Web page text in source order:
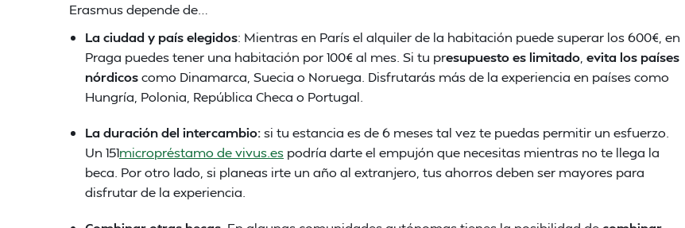
Erasmus depende de…
La ciudad y país elegidos: Mientras en París el alquiler de la habitación puede superar los 600€, en
Praga puedes tener una habitación por 100€ al mes. Si tu presupuesto es limitado evita los países
nórdicoscomo Dinamarca, Suecia o Noruega. Disfrutarás más de la experiencia en países como
Hungría, Polonia, República Checa o Portugal.
La duración del intercambio:si tu estancia es de 6 meses tal vez te puedas permitir un esfuerzo.
Un 151micropréstamo de vivus.es podría darte el empujón que necesitas mientras no te llega la
beca. Por otro lado, si planeas irte un año al extranjero, tus ahorros deben ser mayores para
disfrutar de la experiencia.